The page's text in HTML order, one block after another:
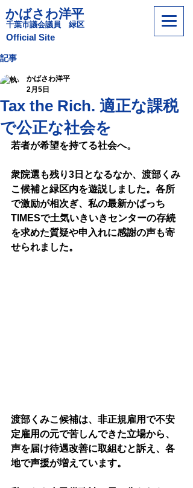
かばさわ洋平
​千葉市議会議員 緑区
​Official Site
記事
Tax the Rich. 適正な課税
で公正な社会を
かばさわ洋平
2月5日
若者が希望を持てる社会へ。
衆院選も残り3日となるなか、渡部くみ
こ候補と緑区内を遊説しました。各所
で激励が相次ぎ、私の最新かばっち
TIMESで土気いきいきセンターの存続
を求めた質疑や申入れに感謝の声も寄
せられました。
渡部くみこ候補は、非正規雇用で不安
定雇用の元で苦しんできた立場から、
声を届け待遇改善に取組むと訴え、各
地で声援が増えています。